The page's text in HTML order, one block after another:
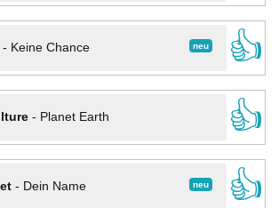
neu
- Keine Chance
👍
- Planet Earth
👍
neu
- Dein Name
👍